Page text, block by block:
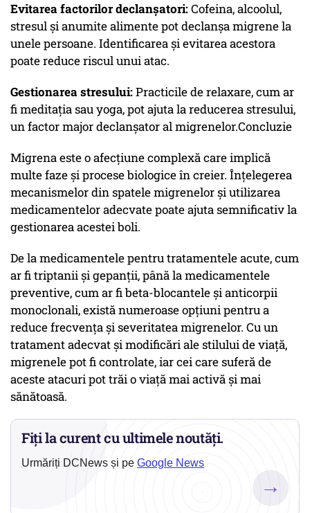
Evitarea factorilor declanșatori:Cofeina, alcoolul,
stresul și anumite alimente pot declanșa migrene la
unele persoane. Identificarea și evitarea acestora
poate reduce riscul unui atac.
Gestionarea stresului:Practicile de relaxare, cum ar
fi meditația sau yoga, pot ajuta la reducerea stresului,
un factor major declanșator al migrenelor.Concluzie
Migrena este o afecțiune complexă care implică
multe faze și procese biologice în creier. Înțelegerea
mecanismelor din spatele migrenelor și utilizarea
medicamentelor adecvate poate ajuta semnificativ la
gestionarea acestei boli.
De la medicamentele pentru tratamentele acute, cum
ar fi triptanii și gepanții, până la medicamentele
preventive, cum ar fi beta-blocantele și anticorpii
monoclonali, există numeroase opțiuni pentru a
reduce frecvența și severitatea migrenelor. Cu un
tratament adecvat și modificări ale stilului de viață,
migrenele pot fi controlate, iar cei care suferă de
aceste atacuri pot trăi o viață mai activă și mai
sănătoasă.
Fiți la curent cu ultimele noutăți.
Urmăriți DCNews și pe Google News
→